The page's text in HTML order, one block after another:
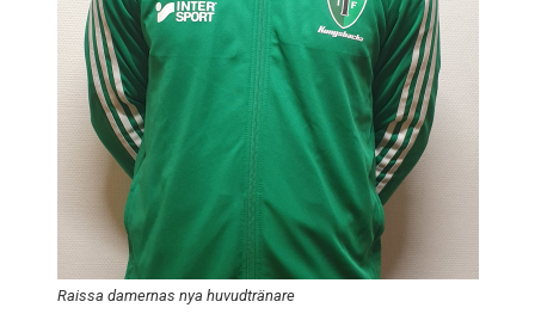
Raissa damernas nya huvudtränare